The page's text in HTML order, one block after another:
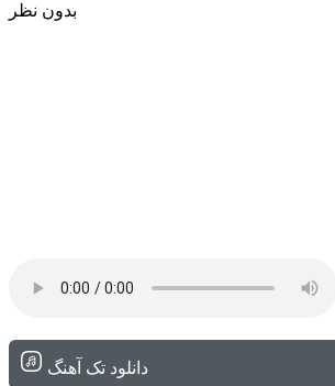
بدون نظر
دانلود تک آهنگ